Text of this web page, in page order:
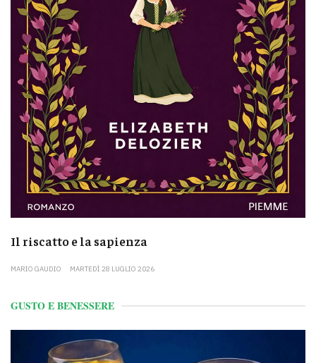
Il riscatto e la sapienza
MARIO GAUDIO MARTEDÌ 28 LUGLIO 2026
GUSTO E BENESSERE